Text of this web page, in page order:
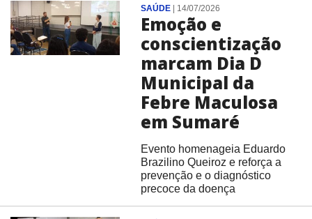
SAÚDE| 14/07/2026
Emoção e
conscientização
marcam Dia D
Municipal da
Febre Maculosa
em Sumaré
Evento homenageia Eduardo
Brazilino Queiroz e reforça a
prevenção e o diagnóstico
precoce da doença